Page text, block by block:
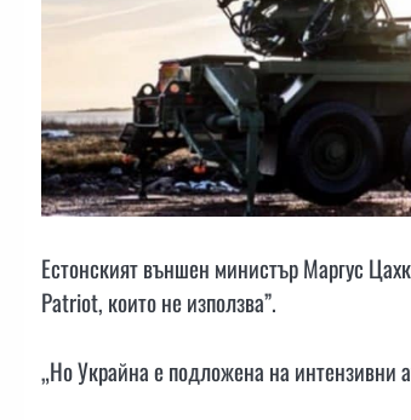
Естонският външен министър Маргус
Patriot, които не използва”.
„Но Украйна е подложена на интензивни